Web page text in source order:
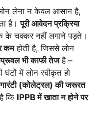
लेना न केवल आसान है,
है।पूरी आवेदन प्रक्रिया
के चक्कर नहीं लगाने पड़ते।
कमहोती है, जिससे लोन
भी काफी तेजहै –
घंटों में लोन स्वीकृत हो
(कोलेट्रल) की जरूरत
कि IPPB में खाता न होने पर